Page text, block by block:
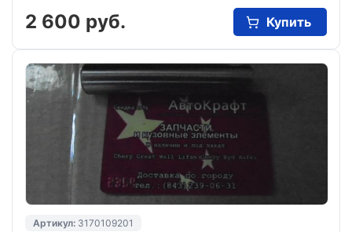
2 600 руб. Купить
Артикул: 3170109201